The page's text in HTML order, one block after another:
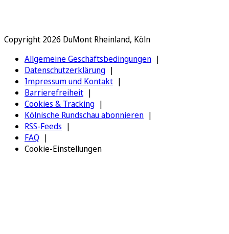
Copyright 2026 DuMont Rheinland, Köln
Allgemeine Geschäftsbedingungen
Datenschutzerklärung
Impressum und Kontakt
Barrierefreiheit
Cookies & Tracking
Kölnische Rundschau abonnieren
RSS-Feeds
FAQ
Cookie-Einstellungen